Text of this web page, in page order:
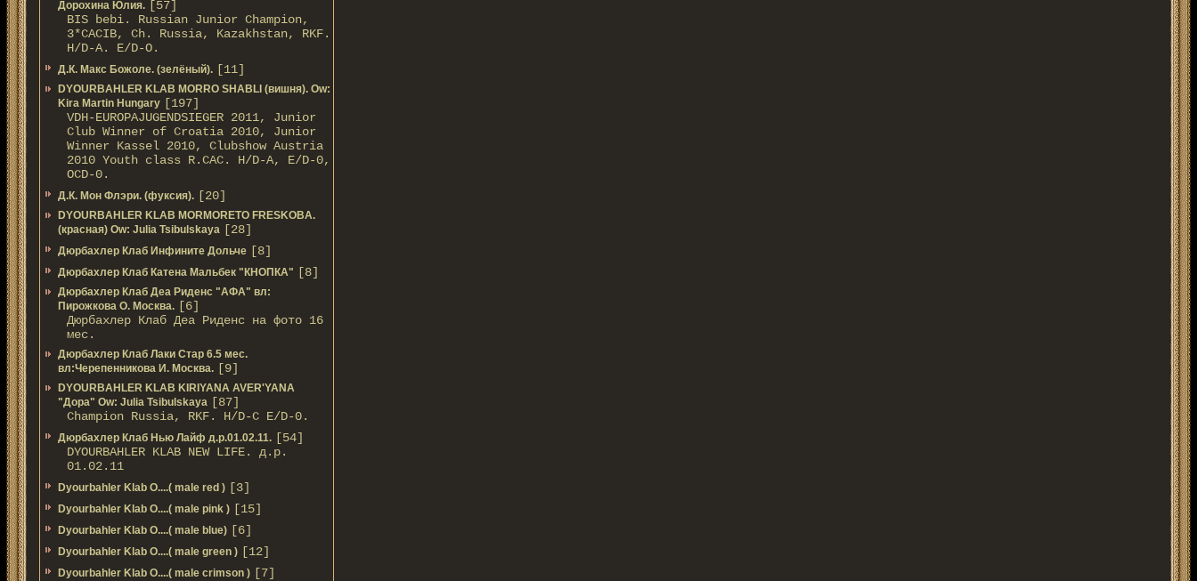
Дорохина Юлия. [57]
BIS bebi. Russian Junior Champion,
3*САСIB, Ch. Russia, Kazakhstan, RKF.
Н/D-A. E/D-O.
Д.К. Макс Божоле. (зелёный). [11]
DYOURBAHLER KLAB MORRO SHABLI (вишня). Ow:
Kira Martin Hungary [197]
VDH-EUROPAJUGENDSIEGER 2011, Junior
Club Winner of Croatia 2010, Junior
Winner Kassel 2010, Clubshow Austria
2010 Youth class R.CAC. Н/D-A, E/D-0,
OCD-0.
Д.К. Мон Флэри. (фуксия). [20]
DYOURBAHLER KLAB MORMORETO FRESKOBA.
(красная) Ow: Julia Tsibulskaya [28]
Дюрбахлер Клаб Инфините Дольче [8]
Дюрбахлер Клаб Катена Мальбек "КНОПКА" [8]
Дюрбахлер Клаб Деа Риденс "АФА" вл:
Пирожкова О. Москва. [6]
Дюрбахлер Клаб Деа Риденс на фото 16
мес.
Дюрбахлер Клаб Лаки Стар 6.5 мес.
вл:Черепенникова И. Москва. [9]
DYOURBAHLER KLAB KIRIYANA AVER'YANA
"Дора" Ow: Julia Tsibulskaya [87]
Champion Russia, RKF. H/D-С E/D-0.
Дюрбахлер Клаб Нью Лайф д.р.01.02.11. [54]
DYOURBAHLER KLAB NEW LIFE. д.р.
01.02.11
Dyourbahler Klab O....( male red ) [3]
Dyourbahler Klab O....( male pink ) [15]
Dyourbahler Klab O....( male blue) [6]
Dyourbahler Klab O....( male green ) [12]
Dyourbahler Klab O....( male crimson ) [7]